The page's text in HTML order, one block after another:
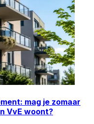
mag je zomaar
VvE woont?